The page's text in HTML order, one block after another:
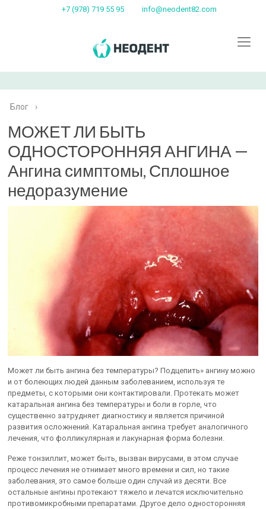
+7 (978) 719 55 95 info@neodent82.com
Блог ›
МОЖЕТ ЛИ БЫТЬ
ОДНОСТОРОННЯЯ АНГИНА —
Ангина симптомы, Сплошное
недоразумение
Может ли быть ангина без температуры? Подцепить» ангину можно
и от болеющих людей данным заболеванием, используя те
предметы, с которыми они контактировали. Протекать может
катаральная ангина без температуры и боли в горле, что
существенно затрудняет диагностику и является причиной
развития осложнений. Катаральная ангина требует аналогичного
лечения, что фолликулярная и лакунарная форма болезни.
Реже тонзиллит, может быть, вызван вирусами, в этом случае
процесс лечения не отнимает много времени и сил, но такие
заболевания, это самое больше один случай из десяти. Все
остальные ангины протекают тяжело и лечатся исключительно
противомикробными препаратами. Другое дело односторонняя